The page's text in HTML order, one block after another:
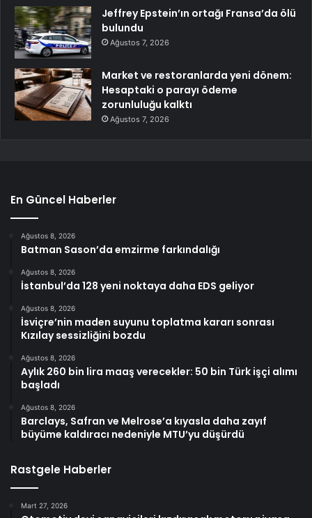
Jeffrey Epstein’ın ortağı Fransa’da ölü
bulundu
Ağustos 7, 2026
Market ve restoranlarda yeni dönem:
Hesaptaki o parayı ödeme
zorunluluğu kalktı
Ağustos 7, 2026
En Güncel Haberler
Ağustos 8, 2026
Batman Sason’da emzirme farkındalığı
Ağustos 8, 2026
İstanbul’da 128 yeni noktaya daha EDS geliyor
Ağustos 8, 2026
İsviçre’nin maden suyunu toplatma kararı sonrası
Kızılay sessizliğini bozdu
Ağustos 8, 2026
Aylık 260 bin lira maaş verecekler: 50 bin Türk işçi alımı
başladı
Ağustos 8, 2026
Barclays, Safran ve Melrose’a kıyasla daha zayıf
büyüme kaldıracı nedeniyle MTU’yu düşürdü
Rastgele Haberler
Mart 27, 2026